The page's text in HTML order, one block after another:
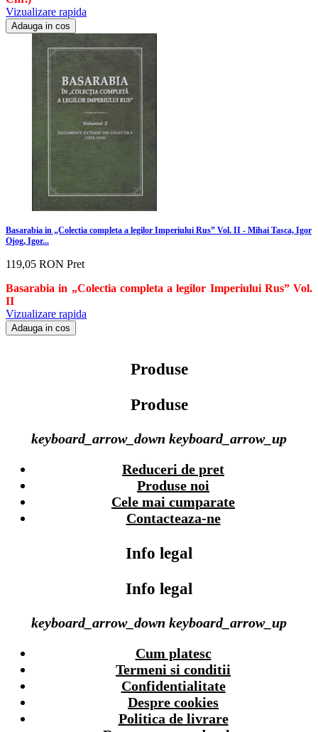
Vizualizare rapida
Adauga in cos
Basarabia in „Colectia completa a legilor Imperiului Rus” Vol. II - Mihai Tasca, Igor
Ojog, Igor...
119,05 RON Pret
Basarabia in „Colectia completa a legilor Imperiului Rus” Vol.
II
Vizualizare rapida
Adauga in cos
Produse
Produse
keyboard_arrow_down keyboard_arrow_up
Reduceri de pret
Produse noi
Cele mai cumparate
Contacteaza-ne
Info legal
Info legal
keyboard_arrow_down keyboard_arrow_up
Cum platesc
Termeni si conditii
Confidentialitate
Despre cookies
Politica de livrare